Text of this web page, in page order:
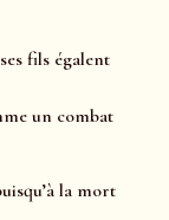
fils égalent
un combat
la mort